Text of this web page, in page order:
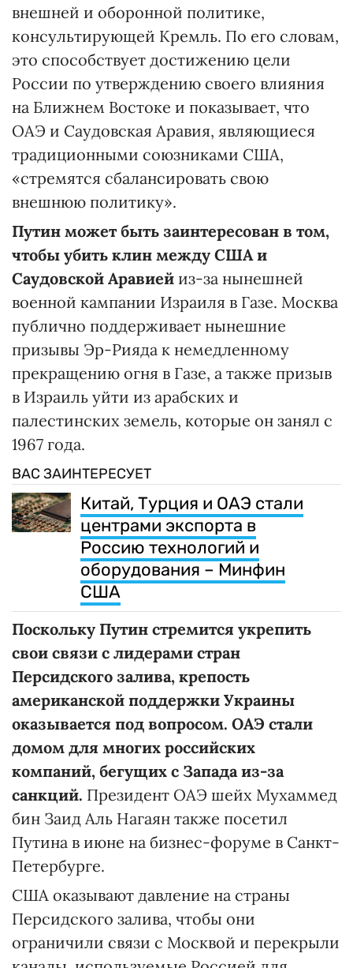
внешней и оборонной политике,
консультирующей Кремль. По его словам,
это способствует достижению цели
России по утверждению своего влияния
на Ближнем Востоке и показывает, что
ОАЭ и Саудовская Аравия, являющиеся
традиционными союзниками США,
«стремятся сбалансировать свою
внешнюю политику».
Путин может быть заинтересован в том,
чтобы убить клин между США и
Саудовской Аравией из-за нынешней
военной кампании Израиля в Газе. Москва
публично поддерживает нынешние
призывы Эр-Рияда к немедленному
прекращению огня в Газе, а также призыв
в Израиль уйти из арабских и
палестинских земель, которые он занял с
1967 года.
ВАС ЗАИНТЕРЕСУЕТ
Китай, Турция и ОАЭ стали
центрами экспорта в
Россию технологий и
оборудования – Минфин
США
Поскольку Путин стремится укрепить
свои связи с лидерами стран
Персидского залива, крепость
американской поддержки Украины
оказывается под вопросом. ОАЭ стали
домом для многих российских
компаний, бегущих с Запада из-за
санкций. Президент ОАЭ шейх Мухаммед
бин Заид Аль Нагаян также посетил
Путина в июне на бизнес-форуме в Санкт-
Петербурге.
США оказывают давление на страны
Персидского залива, чтобы они
ограничили связи с Москвой и перекрыли